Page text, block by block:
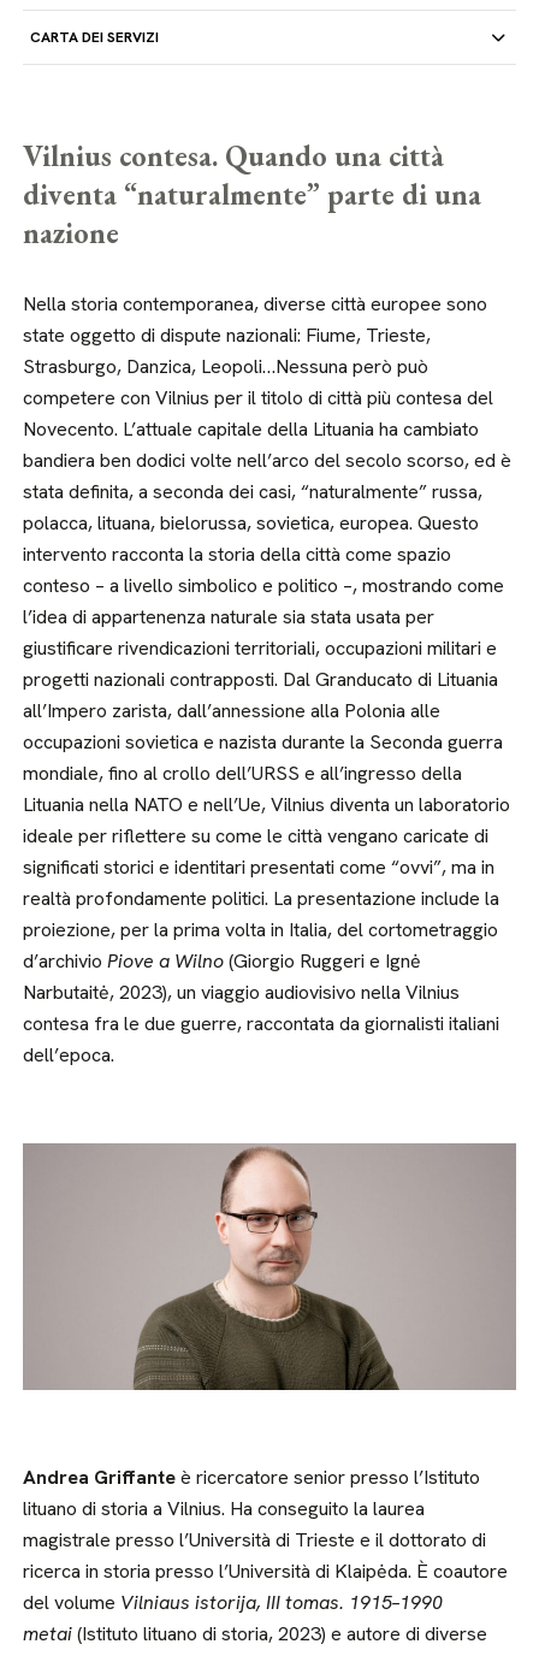
CARTA DEI SERVIZI
Vilnius contesa. Quando una città
diventa “naturalmente” parte di una
nazione
Nella storia contemporanea, diverse città europee sono
state oggetto di dispute nazionali: Fiume, Trieste,
Strasburgo, Danzica, Leopoli…Nessuna però può
competere con Vilnius per il titolo di città più contesa del
Novecento. L’attuale capitale della Lituania ha cambiato
bandiera ben dodici volte nell’arco del secolo scorso, ed è
stata definita, a seconda dei casi, “naturalmente” russa,
polacca, lituana, bielorussa, sovietica, europea. Questo
intervento racconta la storia della città come spazio
conteso – a livello simbolico e politico –, mostrando come
l’idea di appartenenza naturale sia stata usata per
giustificare rivendicazioni territoriali, occupazioni militari e
progetti nazionali contrapposti. Dal Granducato di Lituania
all’Impero zarista, dall’annessione alla Polonia alle
occupazioni sovietica e nazista durante la Seconda guerra
mondiale, fino al crollo dell’URSS e all’ingresso della
Lituania nella NATO e nell’Ue, Vilnius diventa un laboratorio
ideale per riflettere su come le città vengano caricate di
significati storici e identitari presentati come “ovvi”, ma in
realtà profondamente politici. La presentazione include la
proiezione, per la prima volta in Italia, del cortometraggio
d’archivioPiove a Wilno(Giorgio Ruggeri e Ignė
Narbutaitė, 2023), un viaggio audiovisivo nella Vilnius
contesa fra le due guerre, raccontata da giornalisti italiani
dell’epoca.
Andrea Griffanteè ricercatore senior presso l’Istituto
lituano di storia a Vilnius. Ha conseguito la laurea
magistrale presso l’Università di Trieste e il dottorato di
ricerca in storia presso l’Università di Klaipėda. È coautore
del volume Vilniaus istorija, III tomas. 1915–1990
metai(Istituto lituano di storia, 2023) e autore di diverse